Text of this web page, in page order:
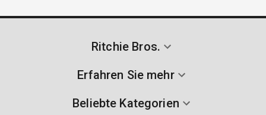
Ritchie Bros.
Erfahren Sie mehr
Beliebte Kategorien